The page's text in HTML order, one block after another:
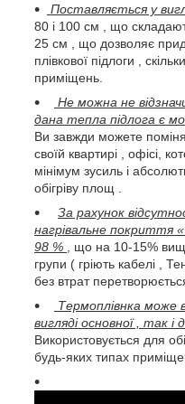
Поставляється у
80 і 100 см , що
25 см , що дозволяє
плівкової підлоги ,
приміщень.
Не можна не
дана тепла підлога є
Ви завжди можете
своїй квартирі , офісі,
мінімум зусиль і
обігріву площ .
За рахунок
нагрівальне покриття
98 %
, що на 10-15%
групи ( гріють кабелі ,
без втрат
Термоплівнка може
вигляді основної , так і
Використовується для
будь-яких типах